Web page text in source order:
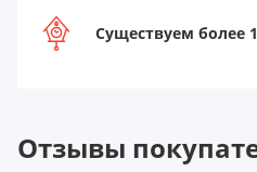
Существуем более
Отзывы